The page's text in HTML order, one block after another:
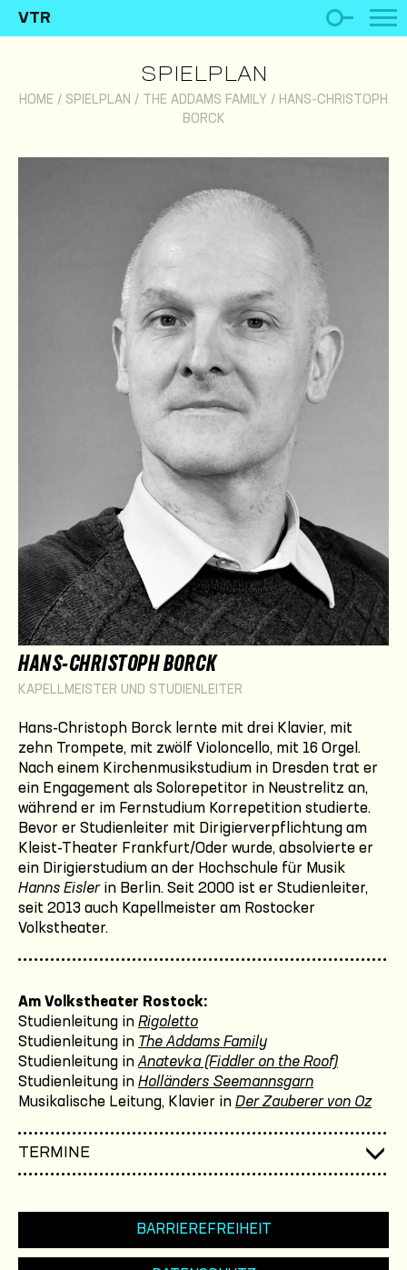
VTR
SPIELPLAN
HOME / SPIELPLAN / THE ADDAMS FAMILY / HANS-CHRISTOPH
BORCK
HANS-CHRISTOPH BORCK
KAPELLMEISTER UND STUDIENLEITER
Hans-Christoph Borck lernte mit drei Klavier, mit
zehn Trompete, mit zwölf Violoncello, mit 16 Orgel.
Nach einem Kirchenmusikstudium in Dresden trat er
ein Engagement als Solorepetitor in Neustrelitz an,
während er im Fernstudium Korrepetition studierte.
Bevor er Studienleiter mit Dirigierverpflichtung am
Kleist-Theater Frankfurt/Oder wurde, absolvierte er
ein Dirigierstudium an der Hochschule für Musik
Hanns Eislerin Berlin. Seit 2000 ist er Studienleiter,
seit 2013 auch Kapellmeister am Rostocker
Volkstheater.
Am Volkstheater Rostock:
Studienleitung in Rigoletto
Studienleitung in The Addams Family
Studienleitung in Anatevka (Fiddler on the Roof)
Studienleitung in Holländers Seemannsgarn
Musikalische Leitung, Klavier in Der Zauberer von Oz
TERMINE
BARRIEREFREIHEIT